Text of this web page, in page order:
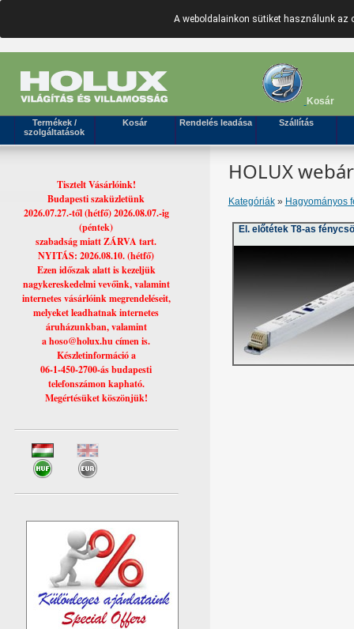
A weboldalainkon sütiket használunk
Kosár
Termékek /
szolgáltatások
Kosár Rendelés leadása Szállítás
HOLUX
Kategóriák» Hagyományos
El. előtétek T8-as
Tisztelt Vásárlóink!
Budapesti szaküzletünk
2026.07.27.-től (hétfő) 2026.08.07.-ig
(péntek)
szabadság miatt ZÁRVA tart.
NYITÁS: 2026.08.10. (hétfő)
Ezen időszak alatt is kezeljük
nagykereskedelmi vevőink, valamint
internetes vásárlóink megrendeléseit,
melyeket leadhatnak internetes
áruházunkban, valamint
a hoso@holux.hu címen is.
Készletinformáció a
06-1-450-2700-ás budapesti
telefonszámon kapható.
Megértésüket köszönjük!